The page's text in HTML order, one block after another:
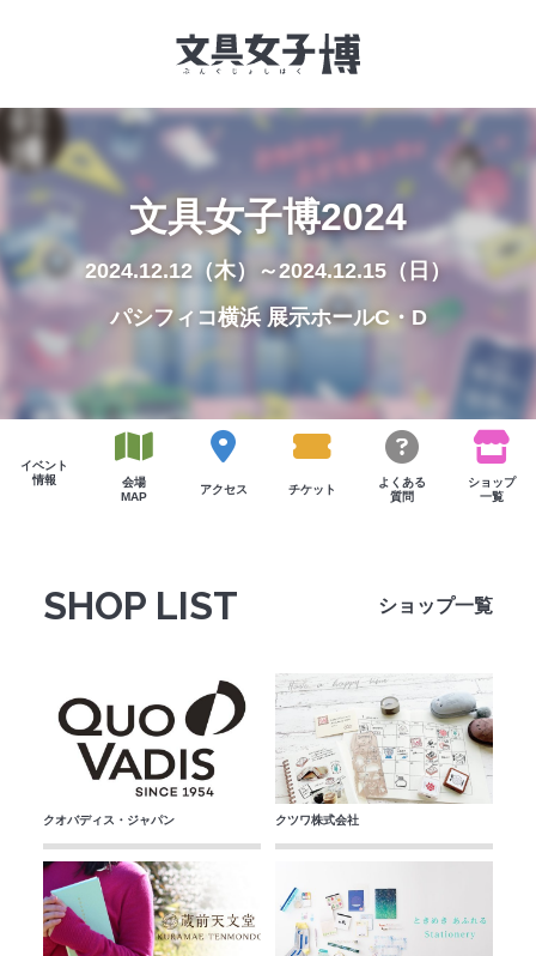
文具女子博とは
イベント一覧
NEWS
文具女子アワード
アイデアコンペ
レポート
SHARE ME!
文具女子博2024
2024.12.12（木）～2024.12.15（日）
パシフィコ横浜 展示ホールC・D
イベント
情報
会場
MAP
アクセス チケット
よくある
質問
ショップ
一覧
SHOP LIST ショップ一覧
クオバディス・ジャパン クツワ株式会社